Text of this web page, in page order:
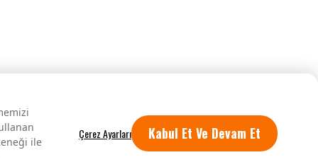
ile
Kabul Et Ve Devam Et
Tüm hakları saklıdır.